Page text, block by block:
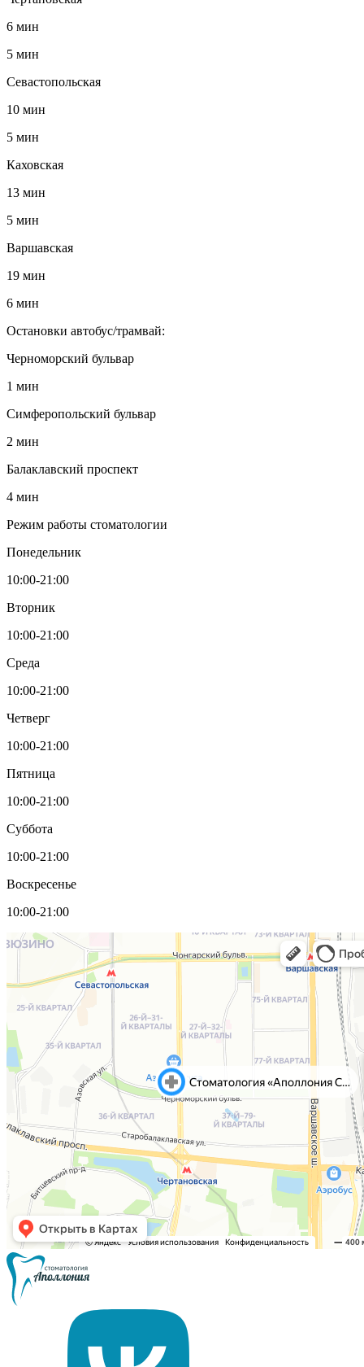
6 мин
5 мин
Севастопольская
10 мин
5 мин
Каховская
13 мин
5 мин
Варшавская
19 мин
6 мин
Остановки автобус/трамвай:
Черноморский бульвар
1 мин
Симферопольский бульвар
2 мин
Балаклавский проспект
4 мин
Режим работы стоматологии
Понедельник
10:00-21:00
Вторник
10:00-21:00
Среда
10:00-21:00
Четверг
10:00-21:00
Пятница
10:00-21:00
Суббота
10:00-21:00
Воскресенье
10:00-21:00